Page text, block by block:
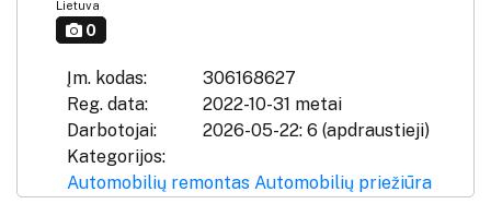
Lietuva
0
Įm. kodas:
306168627
Reg. data:
2022-10-31 metai
Darbotojai:
2026-05-22: 6 (apdraustieji)
Kategorijos:
Automobilių remontas Automobilių priežiūra